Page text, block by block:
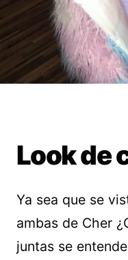
Look de
Ya sea que se
ambas de Cher
juntas se